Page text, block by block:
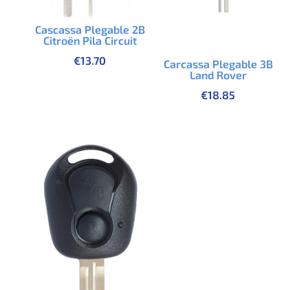
Cascassa Plegable 2B
Citroën Pila Circuit
€13.70
Carcassa Plegable 3B
Land Rover
€18.85